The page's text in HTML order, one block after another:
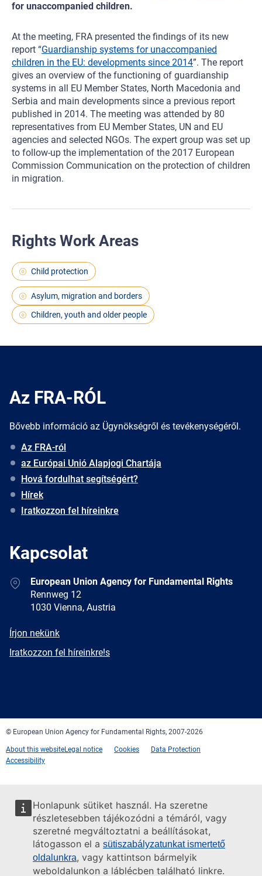
Honlapunk sütiket használ. Ha szeretne
részletesebben tájékozódni a témáról, vagy
szeretné megváltoztatni a beállításokat,
látogasson el a sütiszabályzatunkat ismertető
oldalunkra, vagy kattintson bármelyik
weboldalunkon a láblécben található linkre.
for unaccompanied children.
At the meeting, FRA presented the findings of its new
report “Guardianship systems for unaccompanied
children in the EU: developments since 2014”. The report
gives an overview of the functioning of guardianship
systems in all EU Member States, North Macedonia and
Serbia and main developments since a previous report
published in 2014. The meeting was attended by 80
representatives from EU Member States, UN and EU
agencies and selected NGOs. The expert group was set up
to follow-up the implementation of the 2017 European
Commission Communication on the protection of children
in migration.
Rights Work Areas
Child protection
Asylum, migration and borders
Children, youth and older people
Az FRA-RÓL
Bővebb információ az Ügynökségről és tevékenységéről.
Az FRA-ról
az Európai Unió Alapjogi Chartája
Hová fordulhat segítségért?
Hírek
Iratkozzon fel híreinkre
Kapcsolat
AddressEuropean Union Agency for Fundamental Rights
Rennweg 12
1030 Vienna, Austria
E-
Írjon nekünk
Newsletter
Iratkozzon fel híreinkre!s
© European Union Agency for Fundamental Rights, 2007-2026
About this websiteLegal notice Cookies
Data Protection
Accessibility